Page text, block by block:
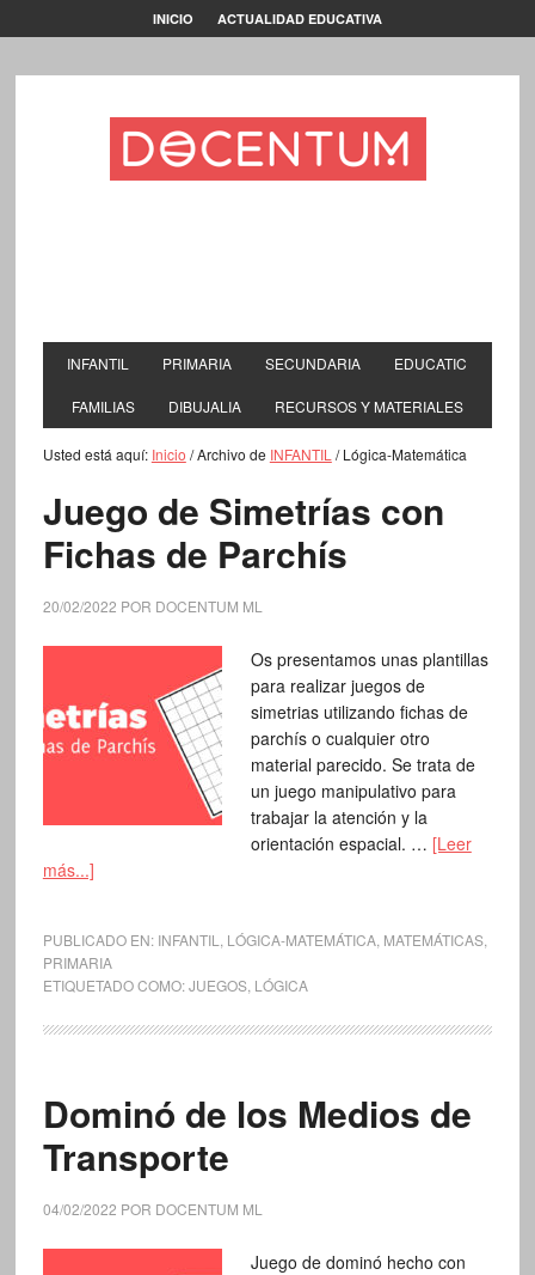
INICIO ACTUALIDAD EDUCATIVA
INFANTIL PRIMARIA SECUNDARIA EDUCATIC
FAMILIAS DIBUJALIA RECURSOS Y MATERIALES
Usted está aquí: Inicio /Archivo de INFANTIL /Lógica-Matemática
Juego de Simetrías con
Fichas de Parchís
20/02/2022 POR DOCENTUM ML
Os presentamos unas plantillas
para realizar juegos de
simetrias utilizando fichas de
parchís o cualquier otro
material parecido. Se trata de
un juego manipulativo para
trabajar la atención y la
orientación espacial. … [Leer
más...]
PUBLICADO EN: INFANTIL LÓGICA-MATEMÁTICA, MATEMÁTICAS,
PRIMARIA
ETIQUETADO COMO:JUEGOS, LÓGICA
Dominó de los Medios de
Transporte
04/02/2022 POR DOCENTUM ML
Juego de dominó hecho con